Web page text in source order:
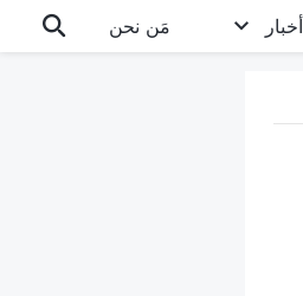
أخبار مَن نحن